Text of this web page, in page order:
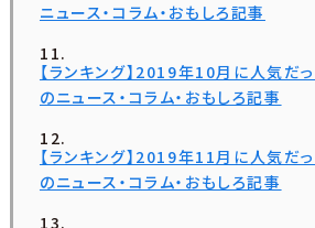
ニュース・コラム・おもしろ記事
【ランキング】2019年10月に人気だ
のニュース・コラム・おもしろ記事
【ランキング】2019年11月に人気だ
のニュース・コラム・おもしろ記事